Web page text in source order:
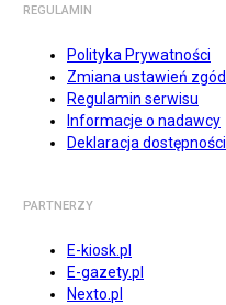
REGULAMIN
Polityka Prywatności
Zmiana ustawień zgód
Regulamin serwisu
Informacje o nadawcy
Deklaracja dostępności
PARTNERZY
E-kiosk.pl
E-gazety.pl
Nexto.pl